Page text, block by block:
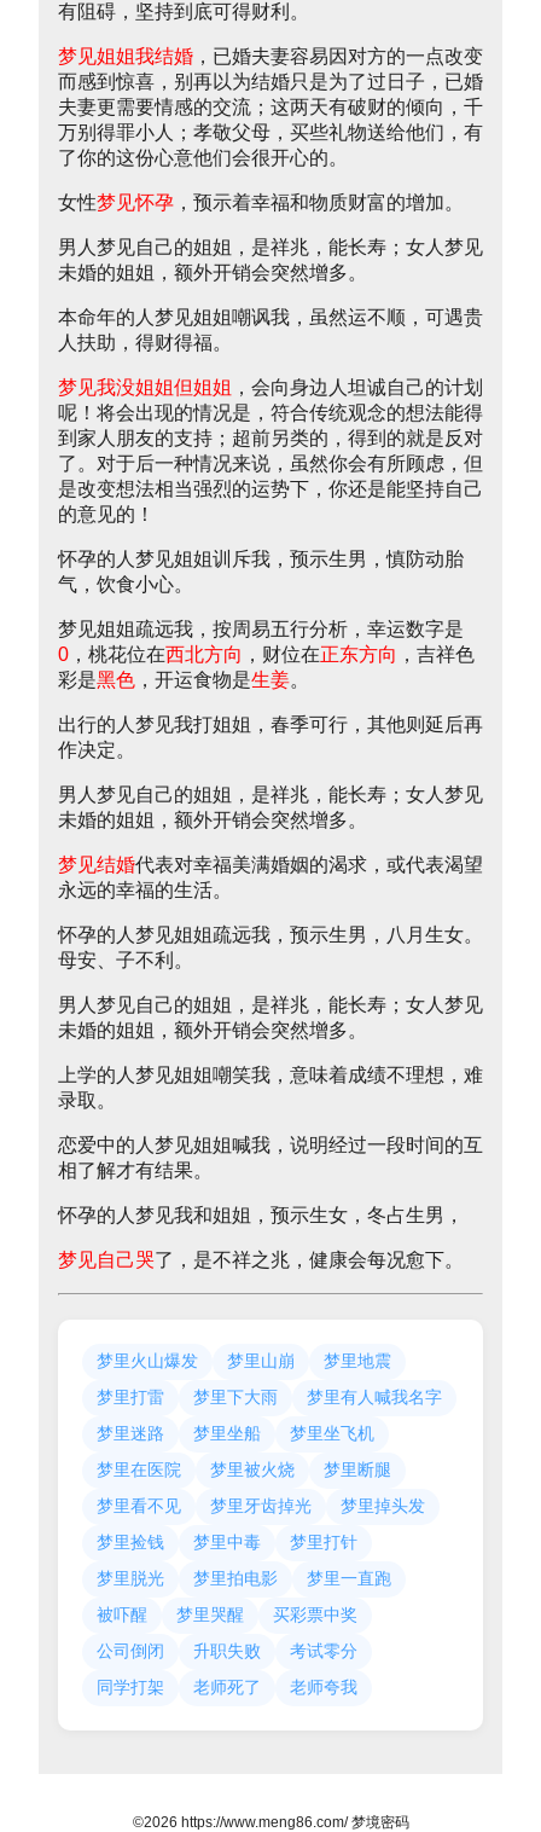
有阻碍，坚持到底可得财利。
梦见姐姐我结婚 ，已婚夫妻容易因对方的一点改变
而感到惊喜，别再以为结婚只是为了过日子，已婚
夫妻更需要情感的交流；这两天有破财的倾向，千
万别得罪小人；孝敬父母，买些礼物送给他们，有
了你的这份心意他们会很开心的。
女性梦见怀孕 ，预示着幸福和物质财富的增加。
男人梦见自己的姐姐，是祥兆，能长寿；女人梦见
未婚的姐姐，额外开销会突然增多。
本命年的人梦见姐姐嘲讽我，虽然运不顺，可遇贵
人扶助，得财得福。
梦见我没姐姐但姐姐 ，会向身边人坦诚自己的计划
呢！将会出现的情况是，符合传统观念的想法能得
到家人朋友的支持；超前另类的，得到的就是反对
了。对于后一种情况来说，虽然你会有所顾虑，但
是改变想法相当强烈的运势下，你还是能坚持自己
的意见的！
怀孕的人梦见姐姐训斥我，预示生男，慎防动胎
气，饮食小心。
梦见姐姐疏远我，按周易五行分析，幸运数字是
0 ，桃花位在西北方向 ，财位在正东方向 ，吉祥色
彩是黑色 ，开运食物是生姜。
出行的人梦见我打姐姐，春季可行，其他则延后再
作决定。
男人梦见自己的姐姐，是祥兆，能长寿；女人梦见
未婚的姐姐，额外开销会突然增多。
梦见结婚代表对幸福美满婚姻的渴求，或代表渴望
永远的幸福的生活。
怀孕的人梦见姐姐疏远我，预示生男，八月生女。
母安、子不利。
男人梦见自己的姐姐，是祥兆，能长寿；女人梦见
未婚的姐姐，额外开销会突然增多。
上学的人梦见姐姐嘲笑我，意味着成绩不理想，难
录取。
恋爱中的人梦见姐姐喊我，说明经过一段时间的互
相了解才有结果。
怀孕的人梦见我和姐姐，预示生女，冬占生男，
梦见自己哭了，是不祥之兆，健康会每况愈下。
梦里火山爆发 梦里山崩
梦里地震
梦里打雷
梦里下大雨
梦里有人喊我名字
梦里迷路
梦里坐船
梦里坐飞机
梦里在医院
梦里被火烧
梦里断腿
梦里看不见
梦里牙齿掉光
梦里掉头发
梦里捡钱
梦里中毒
梦里打针
梦里脱光
梦里拍电影
梦里一直跑
被吓醒
梦里哭醒
买彩票中奖
公司倒闭
升职失败
考试零分
同学打架
老师死了 老师夸我
©2026 https://www.meng86.com/ 梦境密码